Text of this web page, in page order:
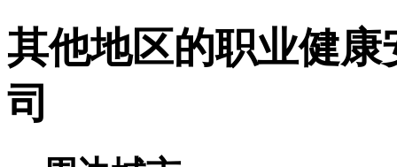
其他地区的职业健
司